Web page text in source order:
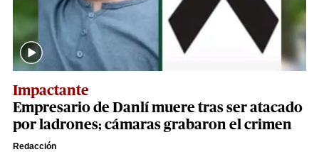
Impactante
Empresario de Danlí muere tras ser atacado
por ladrones; cámaras grabaron el crimen
Redacción